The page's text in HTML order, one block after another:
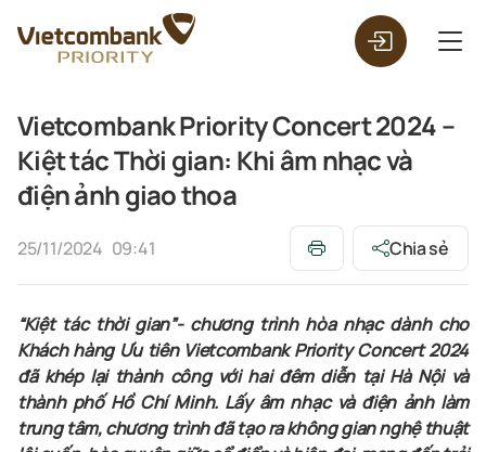
Vietcombank Priority Concert 2024 –
Kiệt tác Thời gian: Khi âm nhạc và
điện ảnh giao thoa
25/11/2024 09:41 Chia sẻ
“Kiệt tác thời gian”- chương trình hòa nhạc dành cho
Khách hàng Ưu tiên Vietcombank Priority Concert 2024
đã khép lại thành công với hai đêm diễn tại Hà Nội và
thành phố Hồ Chí Minh. Lấy âm nhạc và điện ảnh làm
trung tâm, chương trình đã tạo ra không gian nghệ thuật